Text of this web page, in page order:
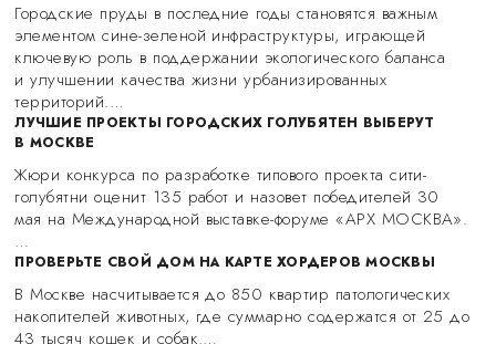
Городские пруды в последние годы становятся важным
элементом сине-зеленой инфраструктуры, играющей
ключевую роль в поддержании экологического баланса
и улучшении качества жизни урбанизированных
территорий.…
ЛУЧШИЕ ПРОЕКТЫ ГОРОДСКИХ ГОЛУБЯТЕН ВЫБЕРУТ
В МОСКВЕ
Жюри конкурса по разработке типового проекта сити-
голубятни оценит 135 работ и назовет победителей 30
мая на Международной выставке-форуме «АРХ МОСКВА».
…
ПРОВЕРЬТЕ СВОЙ ДОМ НА КАРТЕ ХОРДЕРОВ МОСКВЫ
В Москве насчитывается до 850 квартир патологических
накопителей животных, где суммарно содержатся от 25 до
43 тысяч кошек и собак.…